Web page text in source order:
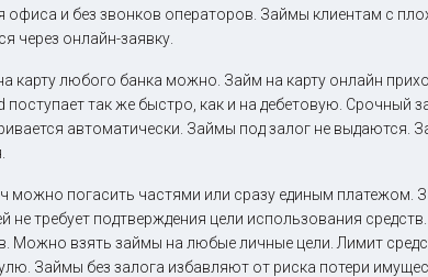
и без звонков операторов. Займы клиентам с
через онлайн-заявку.
карту любого банка можно. Займ на карту онлайн
так же быстро, как и на дебетовую. Срочный
автоматически. Займы под залог не выдаются.
погасить частями или сразу единым платежом.
требует подтверждения цели использования средств.
Можно взять займы на любые личные цели. Лимит
Займы без залога избавляют от риска потери